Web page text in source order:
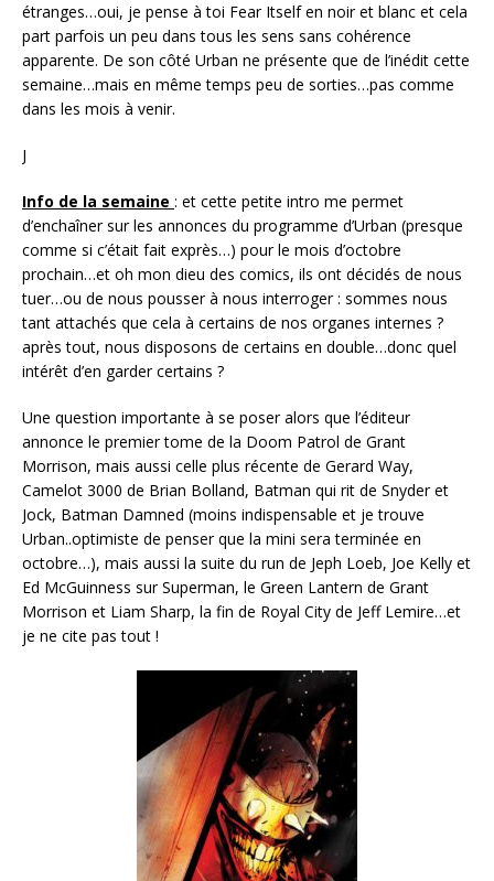
étranges…oui, je pense à toi Fear Itself en noir et blanc et cela
part parfois un peu dans tous les sens sans cohérence
apparente. De son côté Urban ne présente que de l’inédit cette
semaine…mais en même temps peu de sorties…pas comme
dans les mois à venir.
J
Info de la semaine : et cette petite intro me permet
d’enchaîner sur les annonces du programme d’Urban (presque
comme si c’était fait exprès…) pour le mois d’octobre
prochain…et oh mon dieu des comics, ils ont décidés de nous
tuer…ou de nous pousser à nous interroger : sommes nous
tant attachés que cela à certains de nos organes internes ?
après tout, nous disposons de certains en double…donc quel
intérêt d’en garder certains ?
Une question importante à se poser alors que l’éditeur
annonce le premier tome de la Doom Patrol de Grant
Morrison, mais aussi celle plus récente de Gerard Way,
Camelot 3000 de Brian Bolland, Batman qui rit de Snyder et
Jock, Batman Damned (moins indispensable et je trouve
Urban..optimiste de penser que la mini sera terminée en
octobre…), mais aussi la suite du run de Jeph Loeb, Joe Kelly et
Ed McGuinness sur Superman, le Green Lantern de Grant
Morrison et Liam Sharp, la fin de Royal City de Jeff Lemire…et
je ne cite pas tout !